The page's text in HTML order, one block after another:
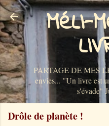
Accéder au
MéLI-
PARTAGE DE MES
envies... "Un livre est
s'évade"
Drôle de planète !